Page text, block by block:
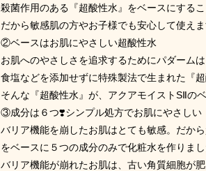
殺菌作用のある『超酸性水』をベースにする
だから敏感肌の方やお子様でも安心して使えま
②ベースはお肌にやさしい超酸性水
お肌へのやさしさを追求するためにパダーム
食塩などを添加せずに特殊製法で生まれた『
そんな『超酸性水』が、アクアモイストSⅡの
③成分は６つ❣シンプル処方でお肌にやさしい
バリア機能を崩したお肌はとても敏感。だか
をベースに５つの成分のみで化粧水を作りまし
バリア機能が崩れたお肌は、古い角質細胞が